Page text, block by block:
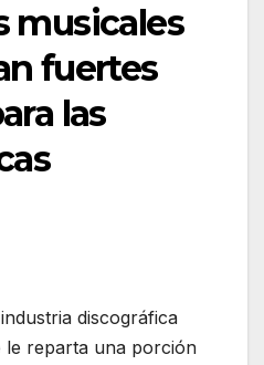
musicales
fuertes
las
discográfica
le reparta una porción